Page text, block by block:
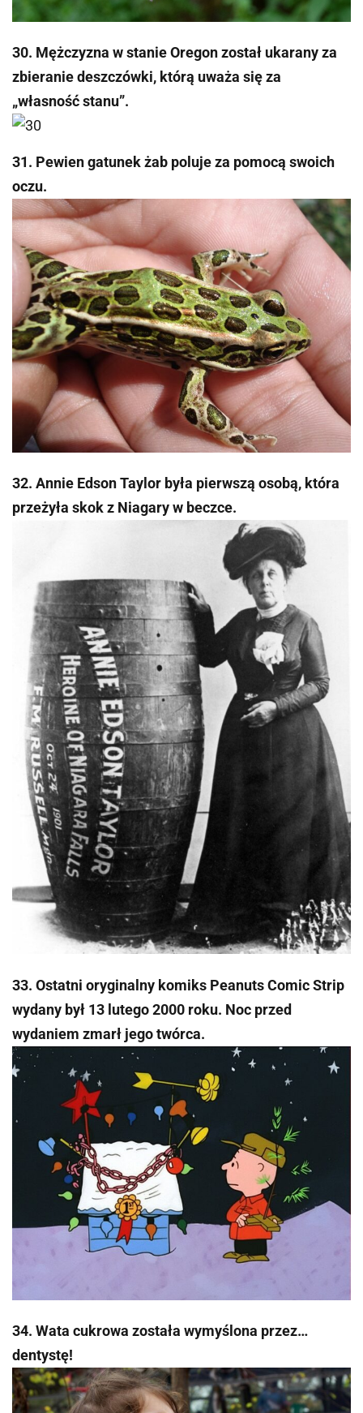
30. Mężczyzna w stanie Oregon został ukarany za
zbieranie deszczówki, którą uważa się za
„własność stanu”.
31. Pewien gatunek żab poluje za pomocą swoich
oczu.
32. Annie Edson Taylor była pierwszą osobą, która
przeżyła skok z Niagary w beczce.
33. Ostatni oryginalny komiks Peanuts Comic Strip
wydany był 13 lutego 2000 roku. Noc przed
wydaniem zmarł jego twórca.
34. Wata cukrowa została wymyślona przez…
dentystę!